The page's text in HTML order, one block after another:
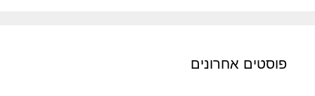
פוסטים אחרונים